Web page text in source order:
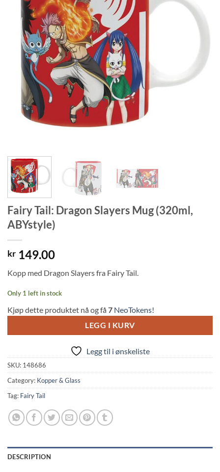
Fairy Tail: Dragon Slayers Mug (320ml,
ABYstyle)
kr 149.00
Kopp med Dragon Slayers fra Fairy Tail.
Only 1 left in stock
Kjøp dette produktet nå og få 7 NeoTokens!
LEGG I KURV
Legg til i ønskeliste
SKU: 148686
Category: Kopper & Glass
Tag: Fairy Tail
DESCRIPTION